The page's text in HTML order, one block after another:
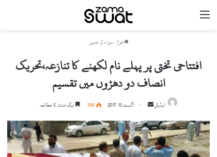
ھوم / سوات کی خبریں
افتتاحی تختی پر پہلے نام لکھنے کا تنازعہ،تحریک
انصاف دو دھڑوں میں تقسیم
ایڈیٹر
n
d
a
اگست 13, 2017 599 ایک منٹ کا مطالعہ